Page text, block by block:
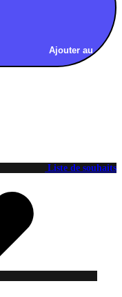
Ajouter au
Liste de souhaits